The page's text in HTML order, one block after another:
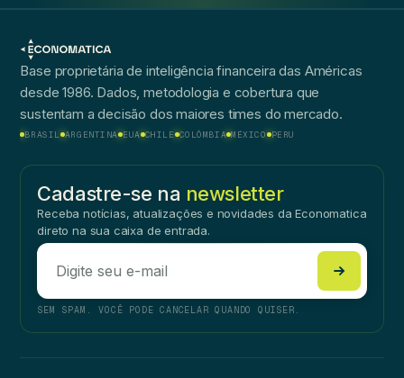
Base proprietária de inteligência financeira das Américas
desde 1986. Dados, metodologia e cobertura que
sustentam a decisão dos maiores times do mercado.
BRASIL ARGENTINA EUA CHILE COLÔMBIA MÉXICO PERU
Cadastre-se na newsletter
Receba notícias, atualizações e novidades da Economatica
direto na sua caixa de entrada.
SEM SPAM. VOCÊ PODE CANCELAR QUANDO QUISER.